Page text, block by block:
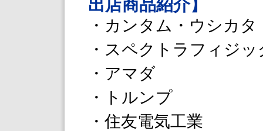
出店商品紹介】
・カンタム・ウシカタ
・スペクトラフィジ
・アマダ
・トルンプ
・住友電気工業